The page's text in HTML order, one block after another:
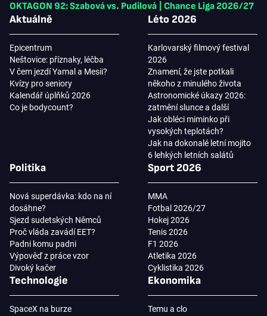
OKTAGON 92: Szabová vs. Pudilová
Chance Liga 2026/27
Aktuálně
Epicentrum
Neštovice: příznaky, léčba
V čem jezdí Yamal a Mesii?
Kvízy pro seniory
Kalendář úplňků 2026
Co je bodycount?
Léto 2026
Karlovarský filmový festival
2026
Znamení, že jste potkali
někoho z minulého života
Astronomické úkazy 2026:
zatmění slunce a další
Jak obléci miminko při
vysokých teplotách?
Jak na dokonalé letní mojito
6 lehkých letních salátů
Politika
Nová superdávka: kdo na ní
dosáhne?
Sjezd sudetských Němců
Proč vláda zavádí EET?
Padni komu padni
Výpověď z práce vzor
Divoký kačer
Sport 2026
MMA
Fotbal 2026/27
Hokej 2026
Tenis 2026
F1 2026
Atletika 2026
Cyklistika 2026
Technologie
SpaceX na burze
Ekonomika
Temu a clo